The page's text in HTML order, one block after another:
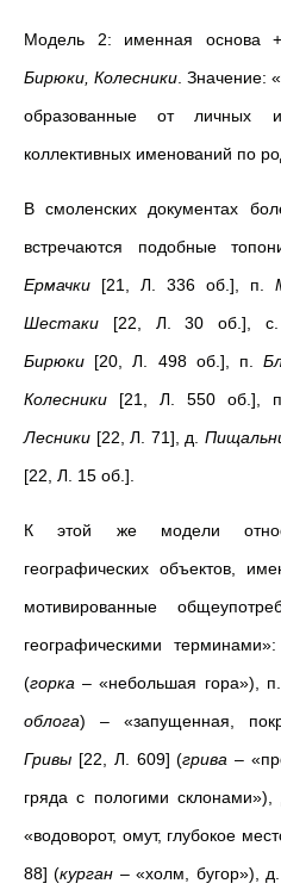
Модель 2: именная основа
Бирюки, Колесники . Значение:
образованные от личных
коллективных именований по
В смоленских документах
встречаются подобные
Ермачки [21, Л. 336 об.], п.
Шестаки [22, Л. 30 об.],
Бирюки [20, Л. 498 об.], п.
Колесники [21, Л. 550 об.],
Лесники [22, Л. 71], д.
[22, Л. 15 об.].
К этой же модели
географических объектов,
мотивированные
географическими
(горка – «небольшая гора»),
облога) – «запущенная,
Гривы [22, Л. 609] (грива –
гряда с пологими склонами»),
«водоворот, омут, глубокое
88] (курган – «холм, бугор»), д.